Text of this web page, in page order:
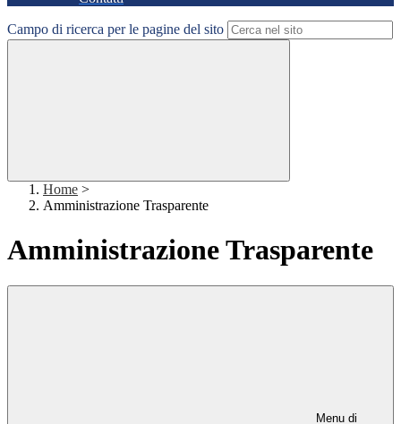
Campo di ricerca per le pagine del sito
Home >
Amministrazione Trasparente
Amministrazione Trasparente
Menu di